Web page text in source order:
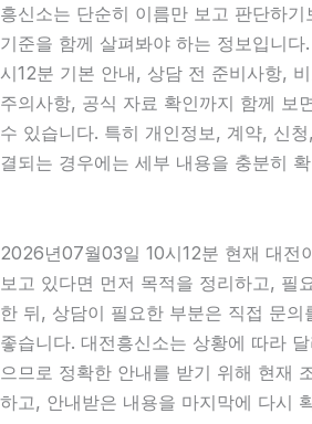
흥신소는 단순히 이름만 보고 판단하
기준을 함께 살펴봐야 하는 정보입니
시12분 기본 안내, 상담 전 준비사항,
주의사항, 공식 자료 확인까지 함께 보
수 있습니다. 특히 개인정보, 계약, 신
결되는 경우에는 세부 내용을 충분히
2026년07월03일 10시12분 현재 대전
보고 있다면 먼저 목적을 정리하고, 필
한 뒤, 상담이 필요한 부분은 직접 문의
좋습니다. 대전흥신소는 상황에 따라
으므로 정확한 안내를 받기 위해 현재
하고, 안내받은 내용을 마지막에 다시